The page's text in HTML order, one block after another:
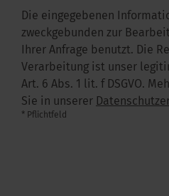
Die eingegebenen
zweckgebunden zur
Ihrer Anfrage benutzt. Die
Verarbeitung ist unser
Art. 6 Abs. 1 lit. f DSGVO.
Sie in unserer
* Pflichtfeld